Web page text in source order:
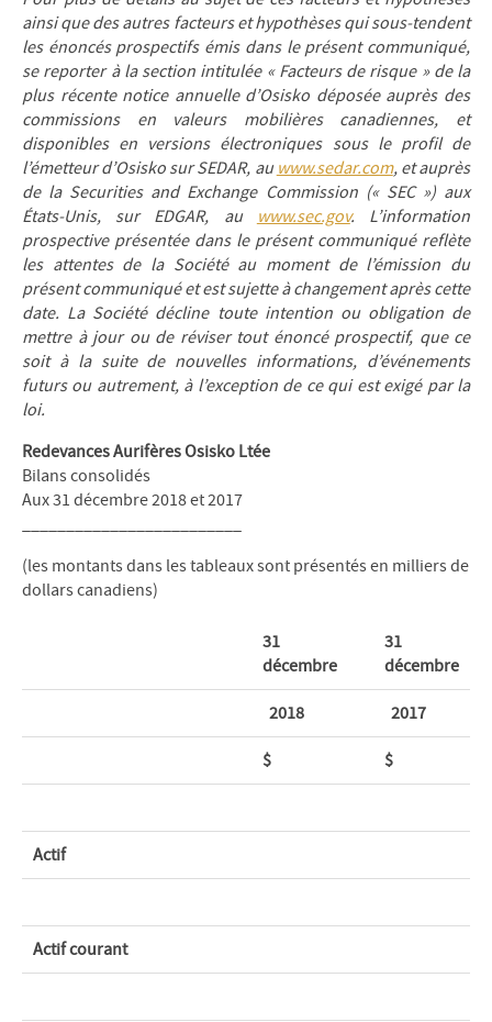
ainsi que des autres facteurs et hypothèses qui sous-tendent
les énoncés prospectifs émis dans le présent communiqué,
se reporter à la section intitulée « Facteurs de risque » de la
plus récente notice annuelle d’Osisko déposée auprès des
commissions en valeurs mobilières canadiennes, et
disponibles en versions électroniques sous le profil de
l’émetteur d’Osisko sur SEDAR, au www.sedar.com, et auprès
de la Securities and Exchange Commission (« SEC ») aux
États-Unis, sur EDGAR, au
www.sec.gov. L’information
prospective présentée dans le présent communiqué reflète
les attentes de la Société au moment de l’émission du
présent communiqué et est sujette à changement après cette
date. La Société décline toute intention ou obligation de
mettre à jour ou de réviser tout énoncé prospectif, que ce
soit à la suite de nouvelles informations, d’événements
futurs ou autrement, à l’exception de ce qui est exigé par la
loi.
Redevances Aurifères Osisko Ltée
Bilans consolidés
Aux 31 décembre 2018 et 2017
(les montants dans les tableaux sont présentés en milliers de
dollars canadiens)
31
décembre
31
décembre
2018 2017
$ $
Actif
Actif courant